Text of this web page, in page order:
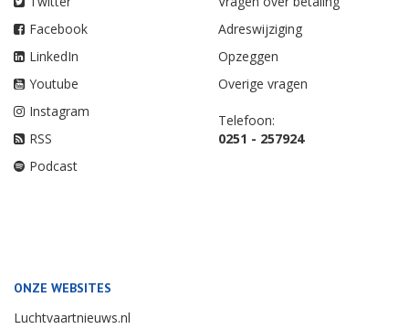
Facebook
LinkedIn
Youtube
Instagram
RSS
Podcast
Adreswijziging
Opzeggen
Overige vragen
Telefoon:
0251 - 257924
ONZE WEBSITES
Luchtvaartnieuws.nl